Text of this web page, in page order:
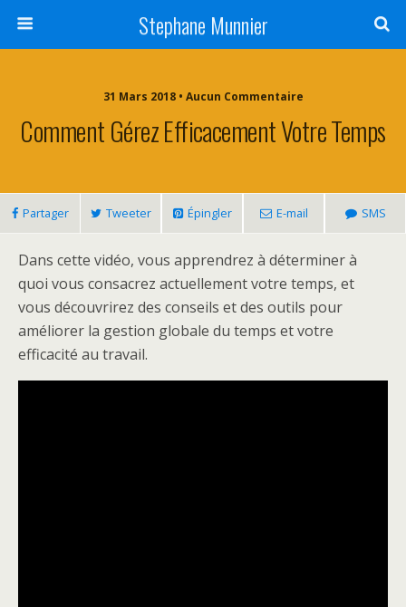
Stephane Munnier
31 Mars 2018 • Aucun Commentaire
Comment Gérez Efficacement Votre Temps
Partager Tweeter Épingler E-mail SMS
Dans cette vidéo, vous apprendrez à déterminer à
quoi vous consacrez actuellement votre temps, et
vous découvrirez des conseils et des outils pour
améliorer la gestion globale du temps et votre
efficacité au travail.